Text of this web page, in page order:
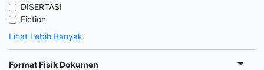
DISERTASI
Fiction
Lihat Lebih Banyak
Format Fisik Dokumen